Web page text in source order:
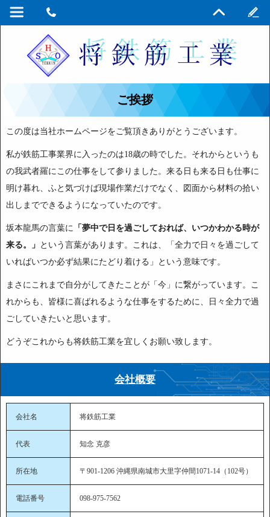
ご挨拶
この度は当社ホームページをご覧頂きありがとうございます。
私が鉄筋工事業界に入ったのは18歳の時でした。それからというも
の我武者羅にこの仕事をして参りました。来る日も来る日も仕事に
明け暮れ、ふと気づけば現場作業だけでなく、図面から材料の拾い
出しまでできるようになっていたのです。
坂本龍馬の言葉に 「夢中で日を過ごしておれば、いつかわかる時が
来る。」 という言葉があります。これは、「全力で日々を過ごして
いればいつか必ず結果にたどり着ける」という意味です。
まさにこれまで自分がしてきたことが「今」に繋がっています。こ
れからも、皆様に喜ばれるような仕事をするために、日々全力で過
ごしていきたいと思います。
どうぞこれからも将鉄筋工業を宜しくお願い致します。
会社概要
会社名 将鉄筋工業
代表 知念 克彦
所在地 〒901-1206 沖縄県南城市大里字仲間1071-14（102号）
電話番号 098-975-7562